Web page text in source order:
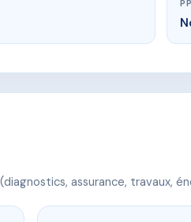
assurance, travaux,